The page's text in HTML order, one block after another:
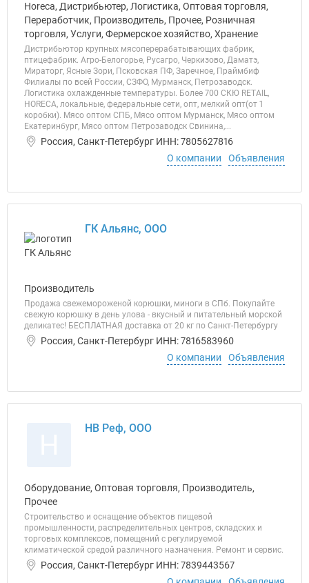
Horeca, Дистрибьютер, Логистика, Оптовая торговля,
Переработчик, Производитель, Прочее, Розничная
торговля, Услуги, Фермерское хозяйство, Хранение
Дистрибьютор крупных мясоперерабатывающих фабрик,
птицефабрик. Агро-Белогорье, Русагро, Черкизово, Даматэ,
Мираторг, Ясные Зори, Псковская ПФ, Заречное, Праймбиф
Филиалы по всей России, СЗФО, Мурманск, Петрозаводск.
Логистика охлажденные температуры. Более 700 СКЮ RETAIL,
HORECA, локальные, федеральные сети, опт, мелкий опт(от 1
коробки). Мясо оптом СПБ, Мясо оптом Мурманск, Мясо оптом
Екатеринбург, Мясо оптом Петрозаводск Свинина,...
Россия, Санкт-Петербург ИНН: 7805627816
О компании
Объявления
ГК Альянс, ООО
Производитель
Продажа свежемороженой корюшки, миноги в СПб. Покупайте
свежую корюшку в день улова - вкусный и питательный морской
деликатес! БЕСПЛАТНАЯ доставка от 20 кг по Санкт-Петербургу
Россия, Санкт-Петербург ИНН: 7816583960
О компании
Объявления
НВ Реф, ООО
Оборудование, Оптовая торговля, Производитель,
Прочее
Строительство и оснащение объектов пищевой
промышленности, распределительных центров, складских и
торговых комплексов, помещений с регулируемой
климатической средой различного назначения. Ремонт и сервис.
Россия, Санкт-Петербург ИНН: 7839443567